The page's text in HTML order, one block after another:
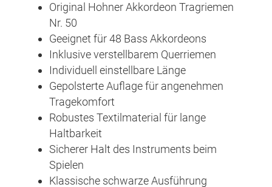
Original Hohner Akkordeon Tragriemen
Nr. 50
Geeignet für 48 Bass Akkordeons
Inklusive verstellbarem Querriemen
Individuell einstellbare Länge
Gepolsterte Auflage für angenehmen
Tragekomfort
Robustes Textilmaterial für lange
Haltbarkeit
Sicherer Halt des Instruments beim
Spielen
Klassische schwarze Ausführung